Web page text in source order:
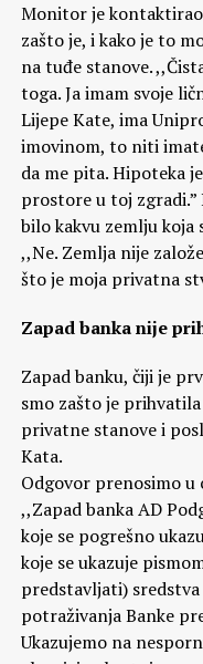
Monitor je kontaktirao
zašto je, i kako je to
na tuđe stanove.
toga. Ja imam svoje
Lijepe Kate, ima
imovinom, to niti
da me pita. Hipoteka
prostore u toj zgradi.”
bilo kakvu zemlju koja
,,Ne. Zemlja nije
što je moja privatna
Zapad banka nije
Zapad banku, čiji je
smo zašto je
privatne stanove i
Kata.
Odgovor prenosimo u
,,Zapad banka AD
koje se pogrešno
koje se ukazuje
predstavljati)
potraživanja Banke
Ukazujemo na